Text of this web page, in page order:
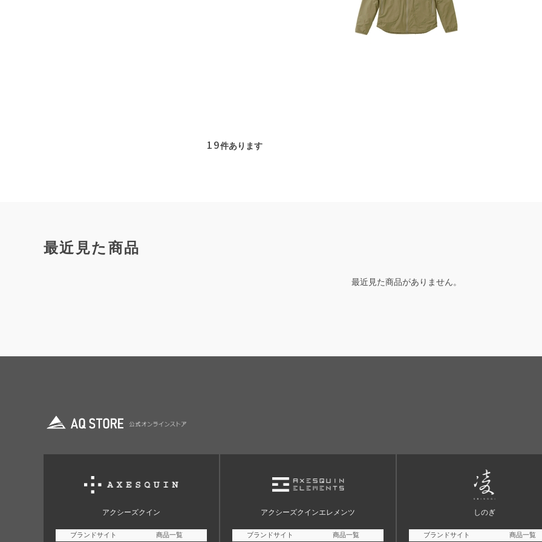
19件あります
最近見た商品
最近見た商品がありません。
アクシーズクイン
ブランドサイト 商品一覧
アクシーズクインエレメンツ
ブランドサイト 商品一覧
しのぎ
ブランドサイト 商品一覧